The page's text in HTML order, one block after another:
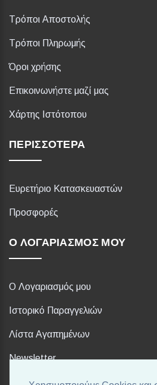
Τρόποι Αποστολής
Τρόποι Πληρωμής
Όροι χρήσης
Επικοινωνήστε μαζί μας
Χάρτης Ιστότοπου
ΠΕΡΙΣΣΌΤΕΡΑ
Ευρετήριο Κατασκευαστών
Προσφορές
Ο ΛΟΓΑΡΙΑΣΜΌΣ ΜΟΥ
Ο Λογαριασμός μου
Ιστορικό Παραγγελιών
Λίστα Αγαπημένων
Newsletter